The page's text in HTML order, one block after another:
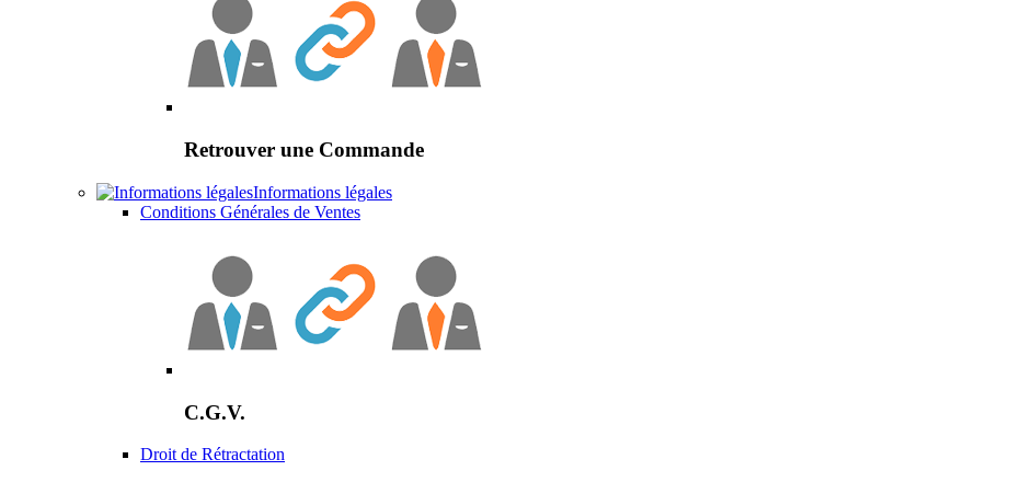
Retrouver une Commande
Informations légales
Conditions Générales de Ventes
C.G.V.
Droit de Rétractation